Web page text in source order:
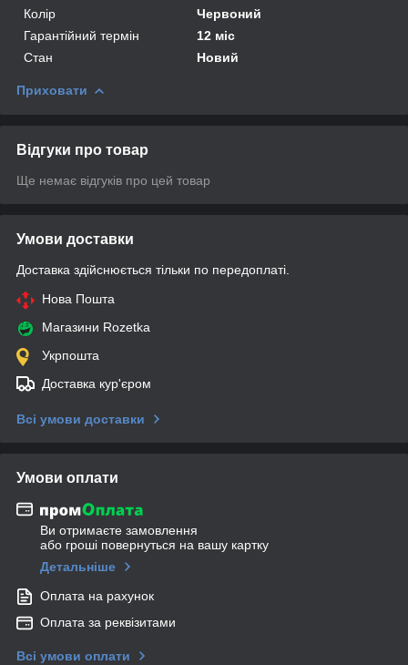
Колір
Червоний
Гарантійний термін
12 міс
Стан
Новий
Приховати
Відгуки про товар
Ще немає відгуків про цей товар
Умови доставки
Доставка здійснюється тільки по передоплаті.
Нова Пошта
Магазини Rozetka
Укрпошта
Доставка кур'єром
Всі умови доставки
Умови оплати
Ви отримаєте замовлення
або гроші повернуться на вашу картку
Детальніше
Оплата на рахунок
Оплата за реквізитами
Всі умови оплати